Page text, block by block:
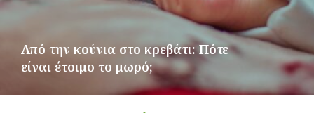
Από την κούνια στο κρεβάτι: Πότε
είναι έτοιμο το μωρό;